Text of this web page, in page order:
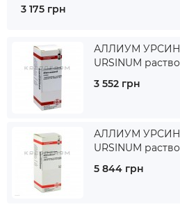
3 175 грн
АЛЛИУМ
URSINUM
3 552 грн
АЛЛИУМ
URSINUM
5 844 грн